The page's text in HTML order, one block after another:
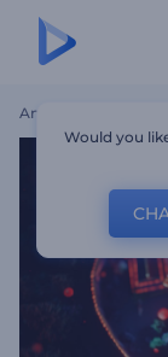
Ana Sayfa
Would you